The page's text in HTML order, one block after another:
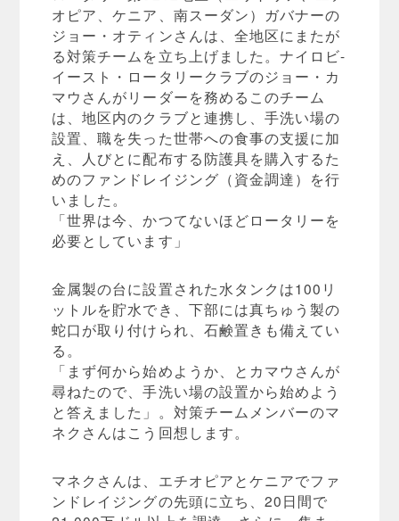
オピア、ケニア、南スーダン）ガバナーの
ジョー・オティンさんは、全地区にまたが
る対策チームを立ち上げました。ナイロビ-
イースト・ロータリークラブのジョー・カ
マウさんがリーダーを務めるこのチーム
は、地区内のクラブと連携し、手洗い場の
設置、職を失った世帯への食事の支援に加
え、人びとに配布する防護具を購入するた
めのファンドレイジング（資金調達）を行
いました。
「世界は今、かつてないほどロータリーを
必要としています」
金属製の台に設置された水タンクは100リ
ットルを貯水でき、下部には真ちゅう製の
蛇口が取り付けられ、石鹸置きも備えてい
る。
「まず何から始めようか、とカマウさんが
尋ねたので、手洗い場の設置から始めよう
と答えました」。対策チームメンバーのマ
ネクさんはこう回想します。
マネクさんは、エチオピアとケニアでファ
ンドレイジングの先頭に立ち、20日間で